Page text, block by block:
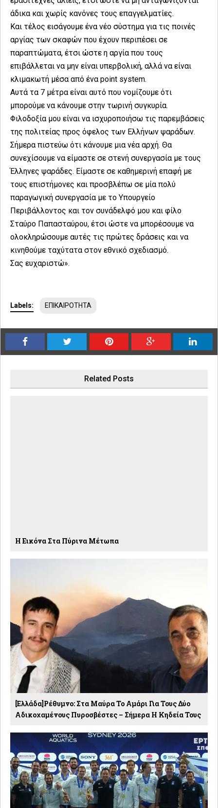
άδικα και χωρίς κανόνες τους επαγγελματίες.
Και τέλος εισάγουμε ένα νέο σύστημα για τις ποινές
αργίας των σκαφών που έχουν περιπέσει σε
παραπτώματα, έτσι ώστε η αργία που τους
επιβάλλεται να μην είναι υπερβολική, αλλά να είναι
κλιμακωτή μέσα από ένα point system.
Αυτά τα 7 μέτρα είναι αυτό που νομίζουμε ότι
μπορούμε να κάνουμε στην τωρινή συγκυρία.
Φιλοδοξία μου είναι να ισχυροποιήσω τις παρεμβάσεις
της πολιτείας προς όφελος των Ελλήνων ψαράδων.
Σήμερα πιστεύω ότι κάνουμε μια νέα αρχή. Θα
συνεχίσουμε να είμαστε σε στενή συνεργασία με τους
Έλληνες ψαράδες. Είμαστε σε καθημερινή επαφή με
τους επιστήμονες και προσβλέπω σε μία πολύ
παραγωγική συνεργασία με το Υπουργείο
Περιβάλλοντος και τον συνάδελφό μου και φίλο
Σταύρο Παπασταύρου, έτσι ώστε να μπορέσουμε να
ολοκληρώσουμε αυτές τις πρώτες δράσεις και να
κινηθούμε ταχύτατα στον εθνικό σχεδιασμό.
Σας ευχαριστώ».
Labels: ΕΠΙΚΑΙΡΟΤΗΤΑ
Related Posts
Η Εικόνα Στα Πύρινα Μέτωπα
[Ελλάδα]Ρέθυμνο: Στα Μαύρα Το Αμάρι Για Τους Δύο
Αδικοχαμένους Πυροσβέστες – Σήμερα Η Κηδεία Τους